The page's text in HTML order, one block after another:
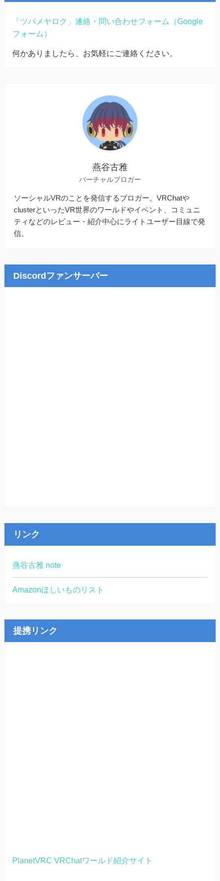
「ツバメヤロク」連絡・問い合わせフォーム（Google
フォーム）
何かありましたら、お気軽にご連絡ください。
燕谷古雅
バーチャルブロガー
ソーシャルVRのことを発信するブロガー。VRChatや
clusterといったVR世界のワールドやイベント、コミュニ
ティなどのレビュー・紹介中心にライトユーザー目線で発
信。
Discordファンサーバー
リンク
燕谷古雅 note
Amazonほしいものリスト
提携リンク
PlanetVRC VRChatワールド紹介サイト